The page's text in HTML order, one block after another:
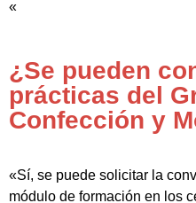
«
¿Se pueden
prácticas del
Confección y
«Sí, se puede solicitar la
módulo de formación en los